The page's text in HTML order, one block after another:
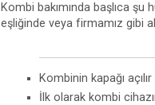
Kombi bakımında başlıca şu
eşliğinde veya firmamız gibi
Kombinin kapağı açılır
İlk olarak kombi